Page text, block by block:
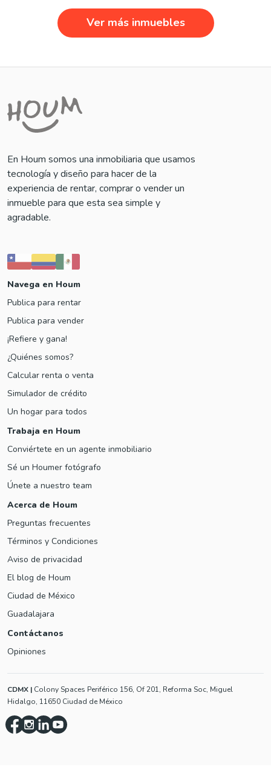
Ver más inmuebles
En Houm somos una inmobiliaria que usamos
tecnología y diseño para hacer de la
experiencia de rentar, comprar o vender un
inmueble para que esta sea simple y
agradable.
Navega en Houm
Publica para rentar
Publica para vender
¡Refiere y gana!
¿Quiénes somos?
Calcular renta o venta
Simulador de crédito
Un hogar para todos
Trabaja en Houm
Conviértete en un agente inmobiliario
Sé un Houmer fotógrafo
Únete a nuestro team
Acerca de Houm
Preguntas frecuentes
Términos y Condiciones
Aviso de privacidad
El blog de Houm
Ciudad de México
Guadalajara
Contáctanos
Opiniones
CDMX | Colony Spaces Periférico 156, Of 201, Reforma Soc, Miguel
Hidalgo, 11650 Ciudad de México